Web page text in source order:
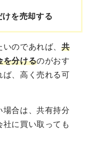
を売却する
いのであれば、共
を分けるのがおす
ば、高く売れる可
合は、共有持分
に買い取っても